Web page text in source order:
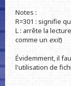
Notes :
R=301 : signifie
L : arrête la
comme un exit)
Évidemment, il
l'utilisation de